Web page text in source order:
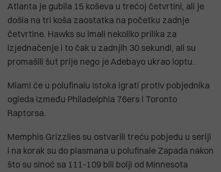
Atlanta je gubila 15 koševa u trećoj četvrtini, ali je
došla na tri koša zaostatka na početku zadnje
četvrtine. Hawks su imali nekoliko prilika za
izjednačenje i to čak u zadnjih 30 sekundi, ali su
promašili šut prije nego je Adebayo ukrao loptu.
Miami će u polufinalu Istoka igrati protiv pobjednika
ogleda između Philadelphia 76ers i Toronto
Raptorsa.
Memphis Grizzlies su ostvarili treću pobjedu u seriji
i na korak su do plasmana u polufinale Zapada nakon
što su sinoć sa 111-109 bili bolji od Minnesota